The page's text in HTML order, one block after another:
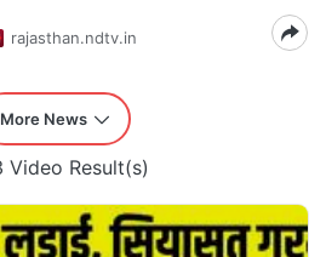
rajasthan.ndtv.in
More News
Video Result(s)